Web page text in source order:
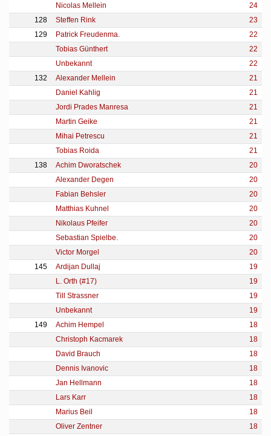
Nicolas Mellein
24
128
Steffen Rink
23
129
Patrick Freudenma.
22
Tobias Günthert
22
Unbekannt
22
132
Alexander Mellein
21
Daniel Kahlig
21
Jordi Prades Manresa
21
Martin Geike
21
Mihai Petrescu
21
Tobias Roida
21
138
Achim Dworatschek
20
Alexander Degen
20
Fabian Behsler
20
Matthias Kuhnel
20
Nikolaus Pfeifer
20
Sebastian Spielbe.
20
Victor Morgel
20
145
Ardijan Dullaj
19
L. Orth (#17)
19
Till Strassner
19
Unbekannt
19
149
Achim Hempel
18
Christoph Kacmarek
18
David Brauch
18
Dennis Ivanovic
18
Jan Hellmann
18
Lars Karr
18
Marius Beil
18
Oliver Zentner
18